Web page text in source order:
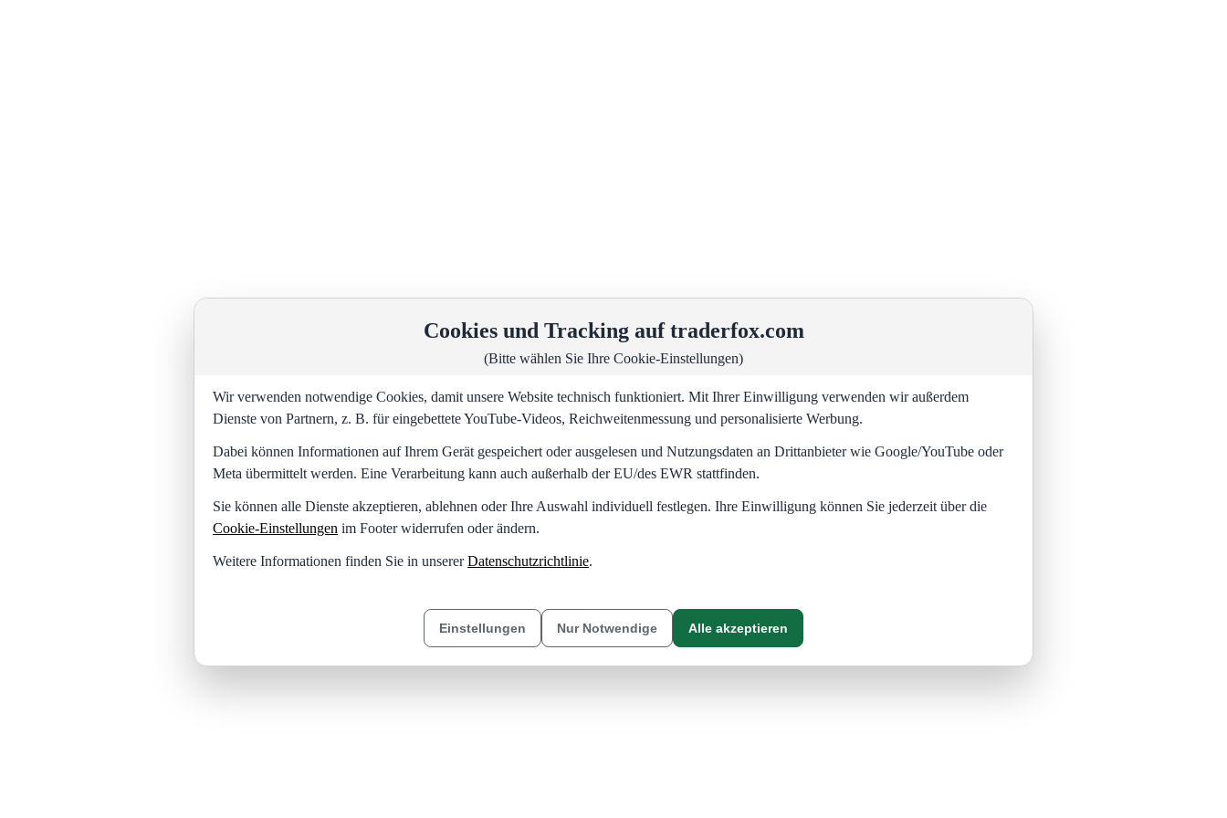
Cookies und Tracking auf traderfox.com
(Bitte wählen Sie Ihre Cookie-Einstellungen)
Wir verwenden notwendige Cookies, damit unsere Website technisch funktioniert. Mit Ihrer Einwilligung verwenden wir außerdem
Dienste von Partnern, z. B. für eingebettete YouTube-Videos, Reichweitenmessung und personalisierte Werbung.
Dabei können Informationen auf Ihrem Gerät gespeichert oder ausgelesen und Nutzungsdaten an Drittanbieter wie Google/YouTube oder
Meta übermittelt werden. Eine Verarbeitung kann auch außerhalb der EU/des EWR stattfinden.
Sie können alle Dienste akzeptieren, ablehnen oder Ihre Auswahl individuell festlegen. Ihre Einwilligung können Sie jederzeit über die
Cookie-Einstellungen im Footer widerrufen oder ändern.
Weitere Informationen finden Sie in unsererDatenschutzrichtlinie.
Einstellungen Nur Notwendige Alle akzeptieren